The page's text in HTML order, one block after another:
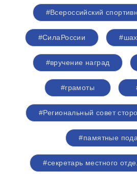
#Всероссийский
#СилаРоссии
#вручение наград
#грамоты
#Региональный совет
#памятные
#секретарь местного